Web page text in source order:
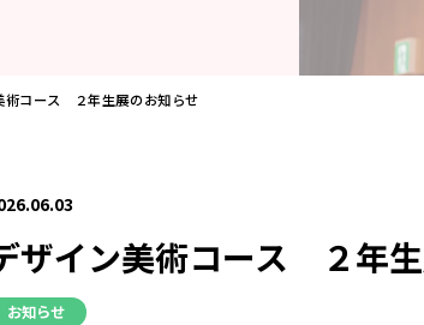
術コース ２年生展のお知らせ
ザイン美術コース ２年
お知らせ